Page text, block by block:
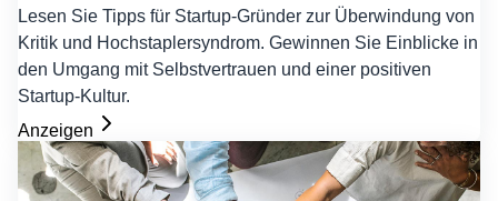
Lesen Sie Tipps für Startup-Gründer zur Überwindung von
Kritik und Hochstaplersyndrom. Gewinnen Sie Einblicke in
den Umgang mit Selbstvertrauen und einer positiven
Startup-Kultur.
Anzeigen